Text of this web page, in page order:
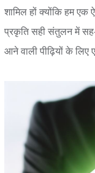
शामिल हों क्योंकि हम एक
प्रकृति सही संतुलन में
आने वाली पीढ़ियों के लिए